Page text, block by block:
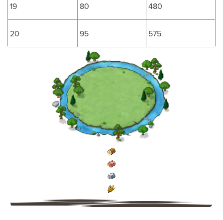
19 80 480
20 95 575